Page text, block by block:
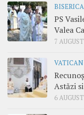
PS
Valea
7
VATICAN
Astăzi
6